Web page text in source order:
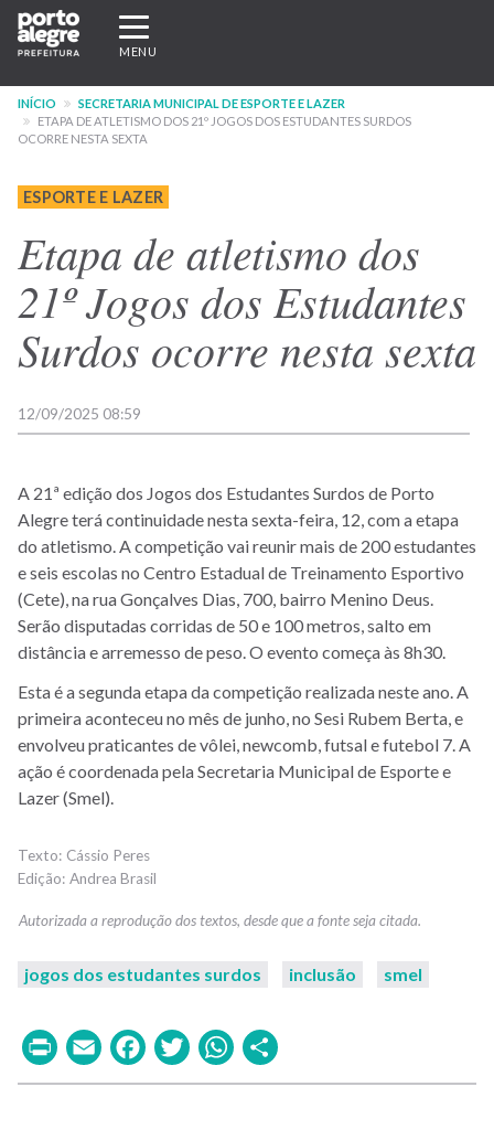
Pular
para
conteúdo
principal
Expandir/recolher
navegação
MENU
INÍCIO
SECRETARIA MUNICIPAL DE ESPORTE E LAZER
ETAPA DE ATLETISMO DOS 21º JOGOS DOS ESTUDANTES SURDOS
OCORRE NESTA SEXTA
ESPORTE E LAZER
Etapa de atletismo dos
21º Jogos dos Estudantes
Surdos ocorre nesta sexta
12/09/2025 08:59
A 21ª edição dos Jogos dos Estudantes Surdos de Porto
Alegre terá continuidade nesta sexta-feira, 12, com a etapa
do atletismo. A competição vai reunir mais de 200 estudantes
e seis escolas no Centro Estadual de Treinamento Esportivo
(Cete), na rua Gonçalves Dias, 700, bairro Menino Deus.
Serão disputadas corridas de 50 e 100 metros, salto em
distância e arremesso de peso. O evento começa às 8h30.
Esta é a segunda etapa da competição realizada neste ano. A
primeira aconteceu no mês de junho, no Sesi Rubem Berta, e
envolveu praticantes de vôlei, newcomb, futsal e futebol 7. A
ação é coordenada pela Secretaria Municipal de Esporte e
Lazer (Smel).
Cássio Peres
Andrea Brasil
jogos dos estudantes surdos inclusão smel
PrintEmailFacebook
TwitterWhatsApp